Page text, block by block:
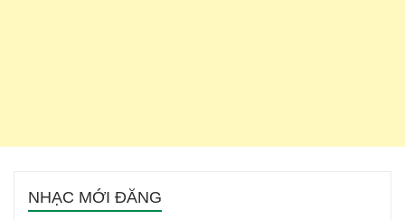
NHẠC MỚI ĐĂNG